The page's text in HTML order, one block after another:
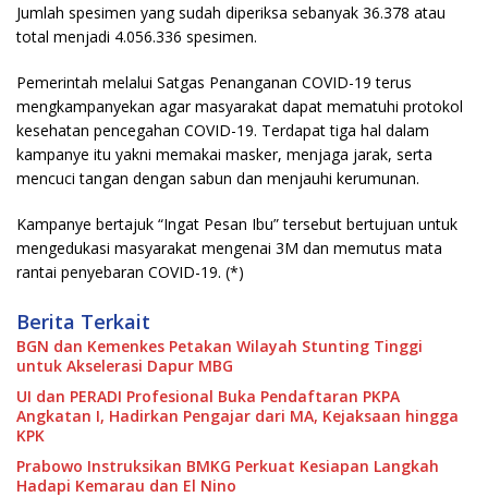
Jumlah spesimen yang sudah diperiksa sebanyak 36.378 atau
total menjadi 4.056.336 spesimen.
Pemerintah melalui Satgas Penanganan COVID-19 terus
mengkampanyekan agar masyarakat dapat mematuhi protokol
kesehatan pencegahan COVID-19. Terdapat tiga hal dalam
kampanye itu yakni memakai masker, menjaga jarak, serta
mencuci tangan dengan sabun dan menjauhi kerumunan.
Kampanye bertajuk “Ingat Pesan Ibu” tersebut bertujuan untuk
mengedukasi masyarakat mengenai 3M dan memutus mata
rantai penyebaran COVID-19. (*)
Berita Terkait
BGN dan Kemenkes Petakan Wilayah Stunting Tinggi
untuk Akselerasi Dapur MBG
UI dan PERADI Profesional Buka Pendaftaran PKPA
Angkatan I, Hadirkan Pengajar dari MA, Kejaksaan hingga
KPK
Prabowo Instruksikan BMKG Perkuat Kesiapan Langkah
Hadapi Kemarau dan El Nino